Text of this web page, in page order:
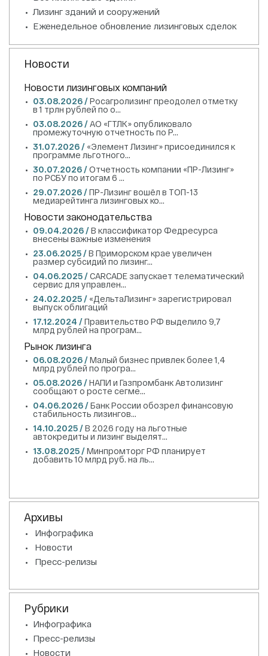
Лизинг зданий и сооружений
Еженедельное обновление лизинговых сделок
Новости
Новости лизинговых компаний
03.08.2026 /Росагролизинг преодолел отметку
в 1 трлн рублей по о...
03.08.2026 /АО «ГТЛК» опубликовало
промежуточную отчетность по Р...
31.07.2026 / «Элемент Лизинг» присоединился к
программе льготного...
30.07.2026 /Отчетность компании «ПР-Лизинг»
по РСБУ по итогам 6 ...
29.07.2026 /ПР-Лизинг вошёл в ТОП-13
медиарейтинга лизинговых ко...
Новости законодательства
09.04.2026 /В классификатор Федресурса
внесены важные изменения
23.06.2025 /В Приморском крае увеличен
размер субсидий по лизинг...
04.06.2025 /CARCADE запускает телематический
сервис для управлен...
24.02.2025 / «ДельтаЛизинг» зарегистрировал
выпуск облигаций
17.12.2024 /Правительство РФ выделило 9,7
млрд рублей на програм...
Рынок лизинга
06.08.2026 /Малый бизнес привлек более 1,4
млрд рублей по програ...
05.08.2026 /НАПИ и Газпромбанк Автолизинг
сообщают о росте сегме...
04.06.2026 /Банк России обозрел финансовую
стабильность лизингов...
14.10.2025 /В 2026 году на льготные
автокредиты и лизинг выделят...
13.08.2025 /Минпромторг РФ планирует
добавить 10 млрд руб. на ль...
Архивы
Инфографика
Новости
Пресс-релизы
Рубрики
Инфографика
Пресс-релизы
Новости